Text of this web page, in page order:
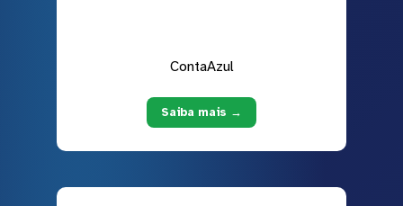
ContaAzul
Saiba mais →